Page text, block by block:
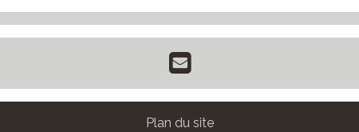
Plan du site